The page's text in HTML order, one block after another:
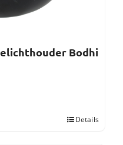
Bodhi
Details